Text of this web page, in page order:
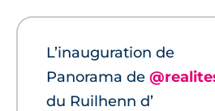
L’inauguration de
Panorama de
du Ruilhenn d’